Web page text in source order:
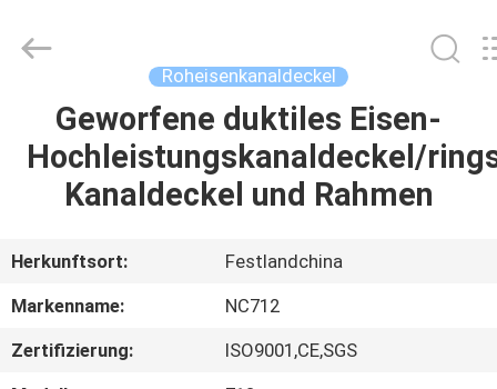
HAUSE
VIDEOS
ÜBER
Foundry
CO.,LTD.
Roheisenkanaldeckel
Geworfene duktiles Eisen-
Hochleistungskanaldeckel/
Kanaldeckel und Rahmen
Herkunftsort:
Festlandchina
Markenname:
NC712
Zertifizierung:
ISO9001,CE,SGS